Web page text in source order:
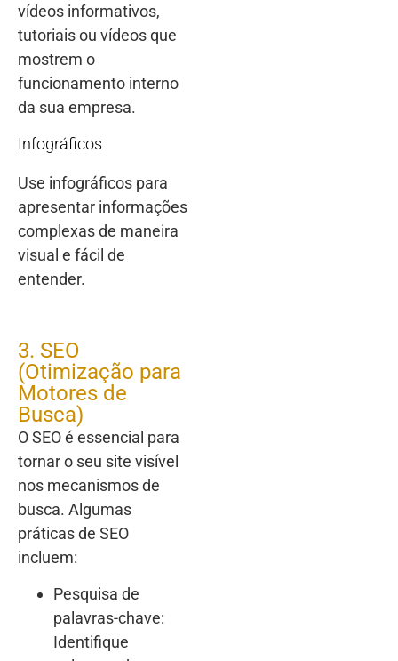
vídeos informativos,
tutoriais ou vídeos que
mostrem o
funcionamento interno
da sua empresa.
Infográficos
Use infográficos para
apresentar informações
complexas de maneira
visual e fácil de
entender.
3. SEO
(Otimização para
Motores de
Busca)
O SEO é essencial para
tornar o seu site visível
nos mecanismos de
busca. Algumas
práticas de SEO
incluem:
Pesquisa de
palavras-chave:
Identifique